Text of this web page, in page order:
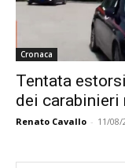
Cronaca
Tentata
dei carabinieri
Renato Cavallo - 11/08/